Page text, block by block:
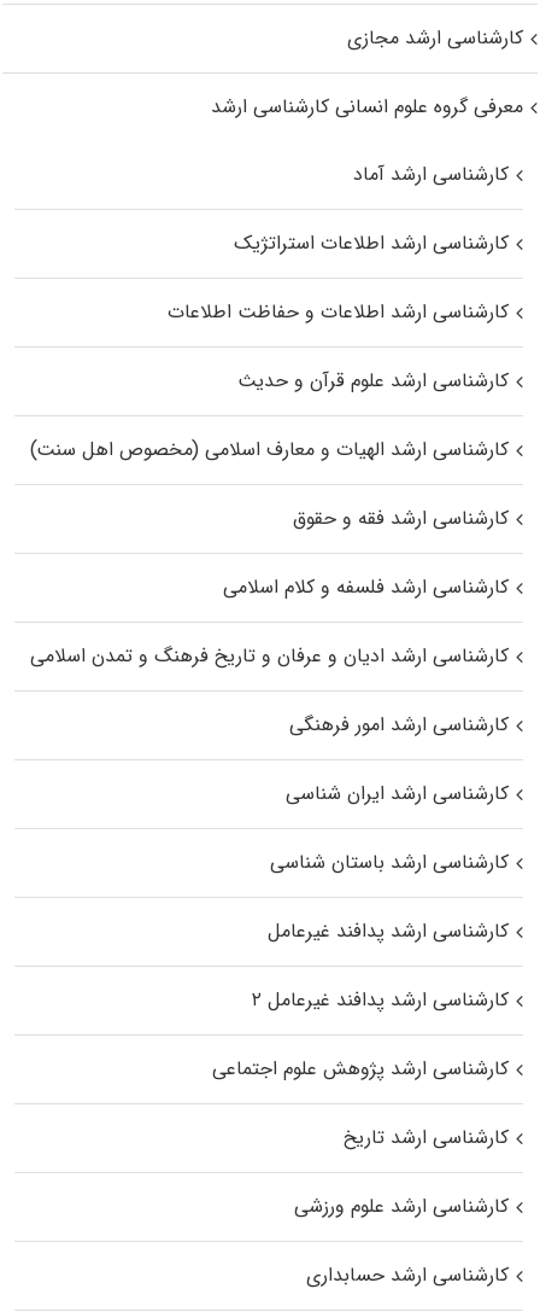
کارشناسی ارشد مجازی
معرفی گروه علوم انسانی کارشناسی ارشد
کارشناسی ارشد آماد
کارشناسی ارشد اطلاعات استراتژیک
کارشناسی ارشد اطلاعات و حفاظت اطلاعات
کارشناسی ارشد علوم قرآن و حدیث
کارشناسی ارشد الهیات و معارف اسلامی (مخصوص اهل سنت)
کارشناسی ارشد فقه و حقوق
کارشناسی ارشد فلسفه و کلام اسلامی
کارشناسی ارشد ادیان و عرفان و تاریخ فرهنگ و تمدن اسلامی
کارشناسی ارشد امور فرهنگی
کارشناسی ارشد ایران شناسی
کارشناسی ارشد باستان شناسی
کارشناسی ارشد پدافند غیرعامل
کارشناسی ارشد پدافند غیرعامل ۲
کارشناسی ارشد پژوهش علوم اجتماعی
کارشناسی ارشد تاریخ
کارشناسی ارشد علوم ورزشی
کارشناسی ارشد حسابداری